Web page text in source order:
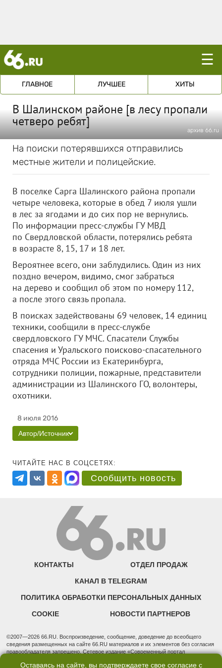
☰
ГЛАВНОЕ ЛУЧШЕЕ ХИТЫ
В Шалинском районе [в лесу пропали
четверо ребят]
архив 66.ru
На поиски потерявшихся отправились
местные жители и полицейские.
В поселке Сарга Шалинского района пропали
четыре человека, которые в обед 7 июля ушли
в лес за ягодами и до сих пор не вернулись.
По информации пресс-службы ГУ МВД
по Свердловской области, потерялись ребята
в возрасте 8, 15, 17 и 18 лет.
Вероятнее всего, они заблудились. Один из них
поздно вечером, видимо, смог забраться
на дерево и сообщил об этом по номеру 112,
а после этого связь пропала.
В поисках задействованы 69 человек, 14 единиц
техники, сообщили в пресс-службе
свердловского ГУ МЧС. Спасатели Службы
спасения и Уральского поисково-спасательного
отряда МЧС России из Екатеринбурга,
сотрудники полиции, пожарные, представители
администрации из Шалинского ГО, волонтеры,
охотники.
8 июля 2016
Автор/Источник
ЧИТАЙТЕ НАС В СОЦСЕТЯХ:
Сообщить новость
КОНТАКТЫ ОТДЕЛ ПРОДАЖ
КАНАЛ В TELEGRAM
ПОЛИТИКА ОБРАБОТКИ ПЕРСОНАЛЬНЫХ ДАННЫХ
COOKIE НОВОСТИ ПАРТНЕРОВ
©2007—2026 66.RU. Воспроизведение, сообщение, доведение до всеобщего
сведения размещенных на сайте 66.RU материалов и их элементов без согласия
правообладателя запрещено. Сетевое издание «Современный портал
надзору в сфере связи, информационных технологий и массовых коммуникаций
Оставаясь на сайте, вы подтверждаете свое согласие с